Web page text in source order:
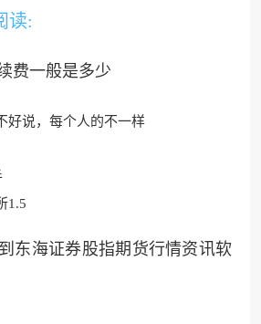
读:
费一般是多少
好说，每个人的不一样
1.5
东海证券股指期货行情资讯软